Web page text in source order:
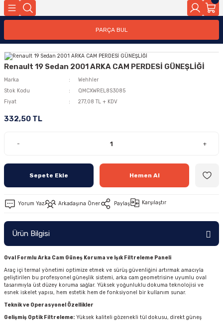
PARÇA BUL
Renault 19 Sedan 2001 ARKA CAM PERDESİ GÜNEŞLİĞİ
Marka
Wehhler
Stok Kodu
QMCXWREL8S3085
Fiyat
277,08 TL + KDV
332,50 TL
- +
Sepete Ekle Hemen Al
Yorum Yaz Arkadaşına Öner Paylaş Karşılaştır
Ürün Bilgisi
Oval Formlu Arka Cam Güneş Koruma ve Işık Filtreleme Paneli
Araç içi termal yönetimi optimize etmek ve sürüş güvenliğini artırmak amacıyla
geliştirilen bu profesyonel güneşlik sistemi, arka cam geometrisine uyumlu oval
tasarımıyla üst düzey koruma sağlar. Yüksek yoğunluklu dokuma teknolojisi ve
esnek iskelet yapısı, hem estetik hem de fonksiyonel bir kullanım sunar.
Teknik ve Operasyonel Özellikler
Gelişmiş Optik Filtreleme: Yüksek kaliteli gözenekli tül dokusu, direkt güneş